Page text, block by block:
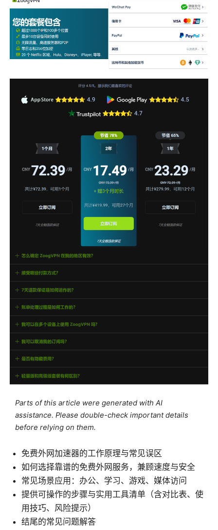
Parts of this article were generated with AI
assistance. Please double-check important details
before relying on them.
免费外网加速器的工作原理与常见误区
如何选择靠谱的免费外网服务，兼顾速度与安全
常见场景应用：办公、学习、游戏、媒体访问
提供可操作的步骤与实用工具清单（含对比表、使
用技巧、风险提示）
结尾的常见问题解答